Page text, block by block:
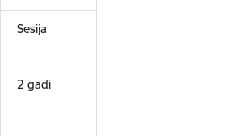
Sesija
2 gadi